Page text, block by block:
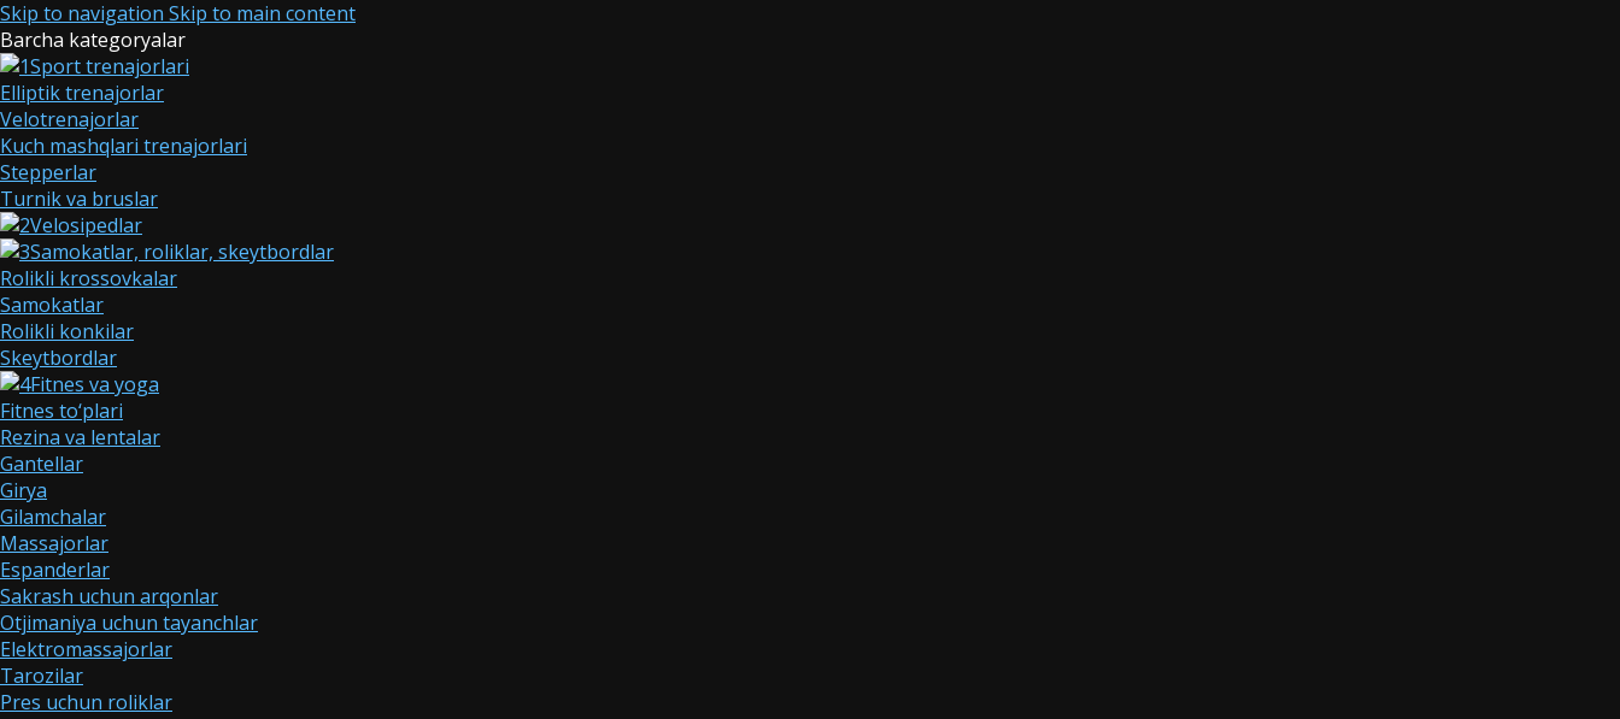
Skip to navigation Skip to main content
Barcha kategoryalar
Sport trenajorlari
Elliptik trenajorlar
Velotrenajorlar
Kuch mashqlari trenajorlari
Stepperlar
Turnik va bruslar
Velosipedlar
Samokatlar, roliklar, skeytbordlar
Rolikli krossovkalar
Samokatlar
Rolikli konkilar
Skeytbordlar
Fitnes va yoga
Fitnes to‘plari
Rezina va lentalar
Gantellar
Girya
Gilamchalar
Massajorlar
Espanderlar
Sakrash uchun arqonlar
Otjimaniya uchun tayanchlar
Elektromassajorlar
Tarozilar
Pres uchun roliklar